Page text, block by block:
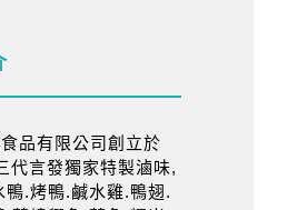
品有限公司創立於
代言發獨家特製滷味,
鴨.烤鴨.鹹水雞.鴨翅.